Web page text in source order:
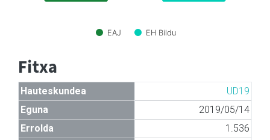
EAJ EH Bildu
Fitxa
Hauteskundea
UD19
Eguna
2019/05/14
Errolda
1.536